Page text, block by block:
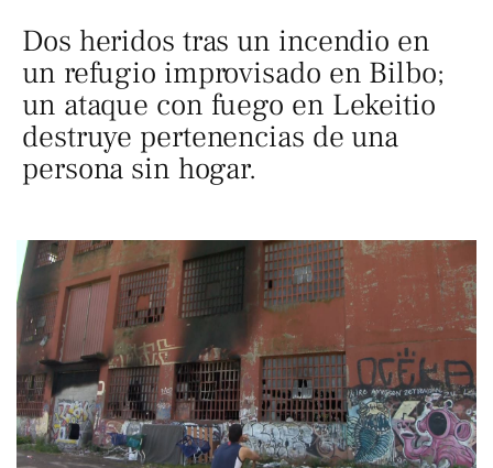
Dos heridos tras un incendio en
un refugio improvisado en Bilbo;
un ataque con fuego en Lekeitio
destruye pertenencias de una
persona sin hogar.